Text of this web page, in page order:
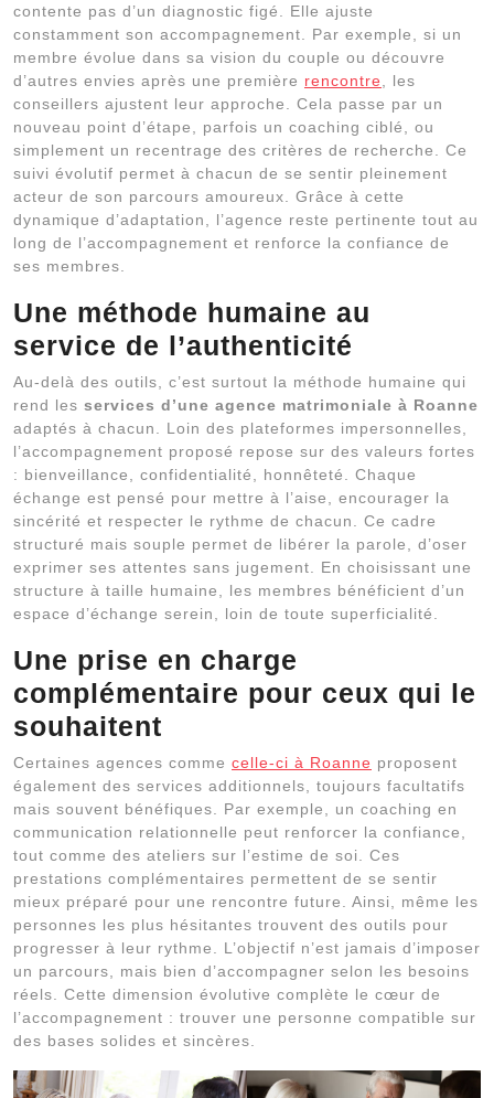
contente pas d’un diagnostic figé. Elle ajuste
constamment son accompagnement. Par exemple, si un
membre évolue dans sa vision du couple ou découvre
d’autres envies après une première rencontre , les
conseillers ajustent leur approche. Cela passe par un
nouveau point d’étape, parfois un coaching ciblé, ou
simplement un recentrage des critères de recherche. Ce
suivi évolutif permet à chacun de se sentir pleinement
acteur de son parcours amoureux. Grâce à cette
dynamique d’adaptation, l’agence reste pertinente tout au
long de l’accompagnement et renforce la confiance de
ses membres.
Une méthode humaine au
service de l’authenticité
Au-delà des outils, c’est surtout la méthode humaine qui
rend les services d’une agence matrimoniale à Roanne
adaptés à chacun. Loin des plateformes impersonnelles,
l’accompagnement proposé repose sur des valeurs fortes
: bienveillance, confidentialité, honnêteté. Chaque
échange est pensé pour mettre à l’aise, encourager la
sincérité et respecter le rythme de chacun. Ce cadre
structuré mais souple permet de libérer la parole, d’oser
exprimer ses attentes sans jugement. En choisissant une
structure à taille humaine, les membres bénéficient d’un
espace d’échange serein, loin de toute superficialité.
Une prise en charge
complémentaire pour ceux qui le
souhaitent
Certaines agences comme celle-ci à Roanne proposent
également des services additionnels, toujours facultatifs
mais souvent bénéfiques. Par exemple, un coaching en
communication relationnelle peut renforcer la confiance,
tout comme des ateliers sur l’estime de soi. Ces
prestations complémentaires permettent de se sentir
mieux préparé pour une rencontre future. Ainsi, même les
personnes les plus hésitantes trouvent des outils pour
progresser à leur rythme. L’objectif n’est jamais d’imposer
un parcours, mais bien d’accompagner selon les besoins
réels. Cette dimension évolutive complète le cœur de
l’accompagnement : trouver une personne compatible sur
des bases solides et sincères.